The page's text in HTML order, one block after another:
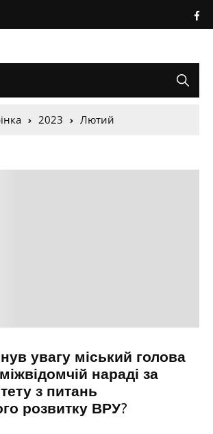
2023 Лютий
увагу міський голова
нараді за
з питань
розвитку ВРУ?